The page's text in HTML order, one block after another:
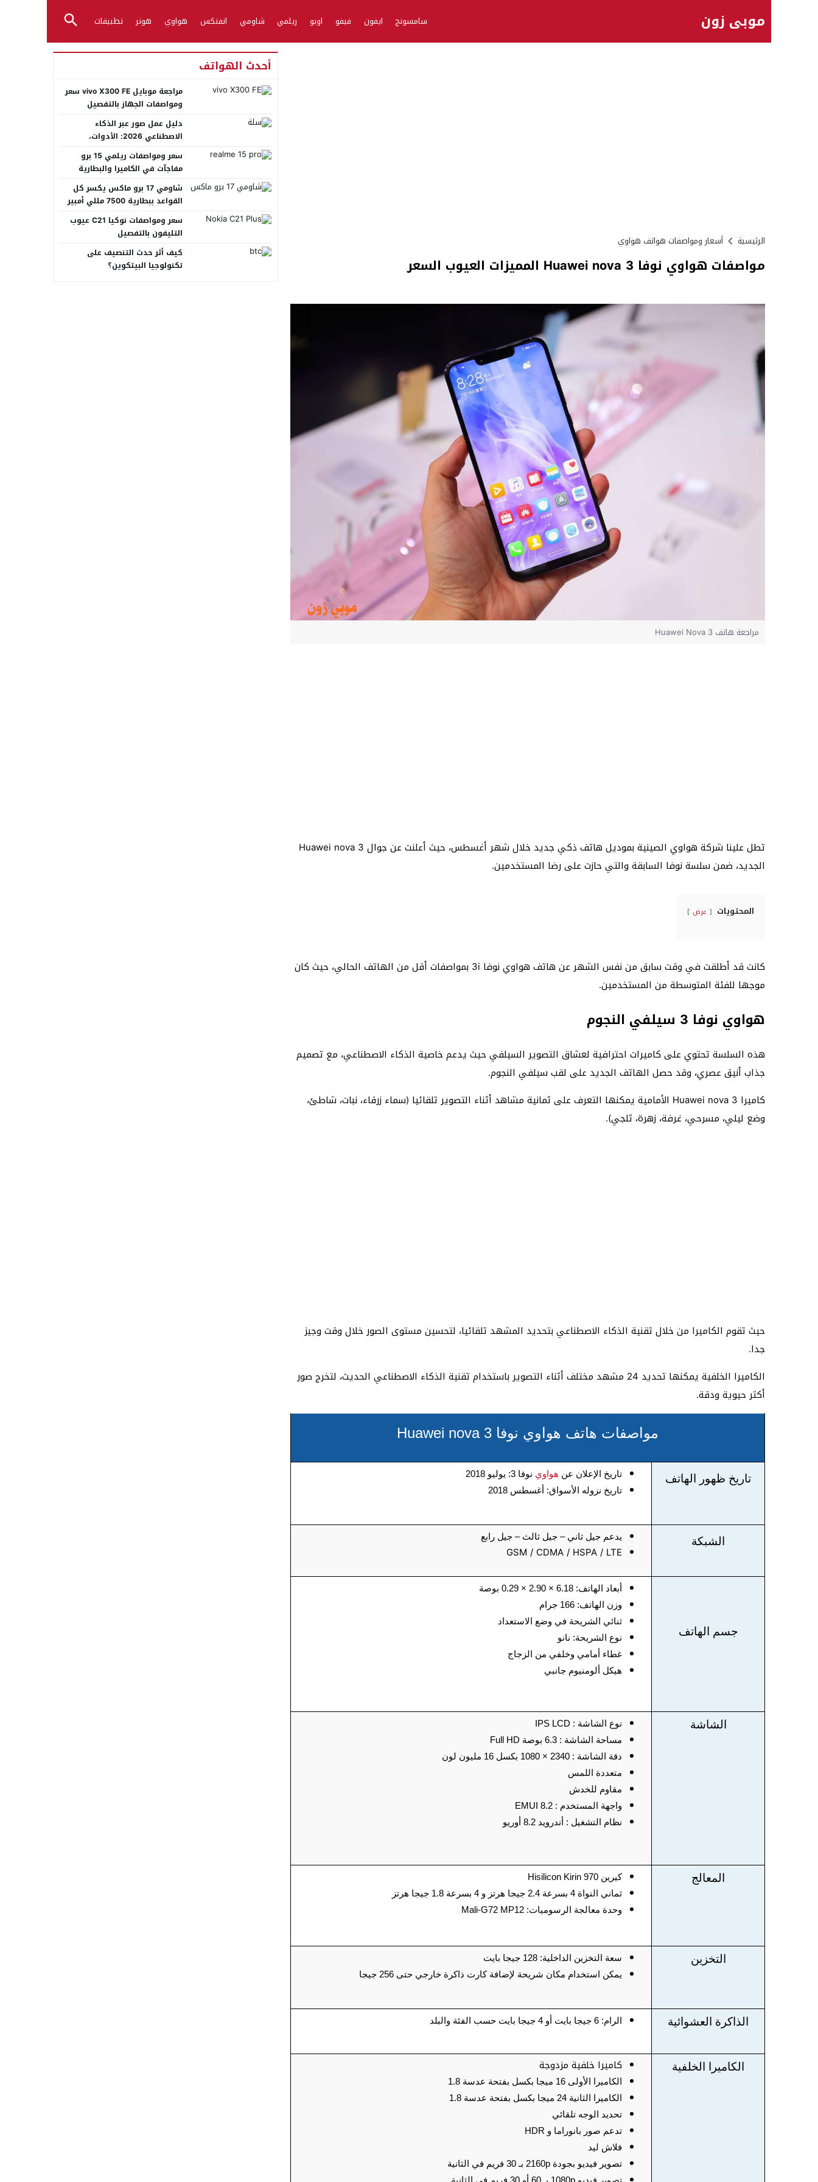
موبي زون سامسونج ايفون فيفو اوبو ريلمي شاومي انفنكس هواوي هونر تطبيقات
الرئيسية أسعار ومواصفات هواتف هواوي
مواصفات هواوي نوفا Huawei nova 3 المميزات العيوب السعر
مراجعة هاتف Huawei Nova 3
تطل علينا شركة هواوي الصينية بموديل هاتف ذكي جديد خلال شهر أغسطس، حيث أعلنت عن جوال Huawei nova 3
الجديد، ضمن سلسة نوفا السابقة والتي حازت على رضا المستخدمين.
المحتويات عرض
كانت قد أطلقت في وقت سابق من نفس الشهر عن هاتف هواوي نوفا 3i بمواصفات أقل من الهاتف الحالي، حيث كان
موجها للفئة المتوسطة من المستخدمين.
هواوي نوفا 3 سيلفي النجوم
هذه السلسة تحتوي على كاميرات احترافية لعشاق التصوير السيلفي حيث يدعم خاصية الذكاء الاصطناعي، مع تصميم
جذاب أنيق عصري، وقد حصل الهاتف الجديد على لقب سيلفي النجوم.
كاميرا Huawei nova 3 الأمامية يمكنها التعرف على ثمانية مشاهد أثناء التصوير تلقائيا (سماء زرقاء، نبات، شاطئ،
وضع ليلي، مسرحي، غرفة، زهرة، ثلجي).
حيث تقوم الكاميرا من خلال تقنية الذكاء الاصطناعي بتحديد المشهد تلقائيا، لتحسين مستوى الصور خلال وقت وجيز
جدا.
الكاميرا الخلفية يمكنها تحديد 24 مشهد مختلف أثناء التصوير باستخدام تقنية الذكاء الاصطناعي الحديث، لتخرج صور
أكثر حيوية ودقة.
مواصفات هاتف هواوي نوفا Huawei nova 3
تاريخ ظهور الهاتف تاريخ الإعلان عن هواوي نوفا 3: يوليو 2018
تاريخ نزوله الأسواق: أغسطس 2018
الشبكة يدعم جيل ثاني – جيل ثالث – جيل رابع
GSM / CDMA / HSPA / LTE
جسم الهاتف
أبعاد الهاتف: 6.18 × 2.90 × 0.29 بوصة
وزن الهاتف: 166 جرام
ثنائي الشريحة في وضع الاستعداد
نوع الشريحة: نانو
غطاء أمامي وخلفي من الزجاج
هيكل ألومنيوم جانبي
الشاشة
نوع الشاشة : IPS LCD
مساحة الشاشة : 6.3 بوصة Full HD
دقة الشاشة : 2340 × 1080 بكسل 16 مليون لون
متعددة اللمس
مقاوم للخدش
واجهة المستخدم : EMUI 8.2
نظام التشغيل : أندرويد 8.2 أوريو
المعالج
كيرين Hisilicon Kirin 970
ثماني النواة 4 بسرعة 2.4 جيجا هرتز و 4 بسرعة 1.8 جيجا هرتز
وحدة معالجة الرسوميات: Mali-G72 MP12
التخزين
سعة التخزين الداخلية: 128 جيجا بايت
يمكن استخدام مكان شريحة لإضافة كارت ذاكرة خارجي حتى 256 جيجا
الذاكرة العشوائية الرام: 6 جيجا بايت أو 4 جيجا بايت حسب الفئة والبلد
الكاميرا الخلفية كاميرا خلفية مزدوجة
الكاميرا الأولى 16 ميجا بكسل بفتحة عدسة 1.8
الكاميرا الثانية 24 ميجا بكسل بفتحة عدسة 1.8
تحديد الوجه تلقائي
تدعم صور بانوراما و HDR
فلاش ليد
تصوير فيديو بجودة 2160p بـ 30 فريم في الثانية
تصوير فيديو 1080p بـ 60 أو 30 فريم في الثانية
أحدث الهواتف
مراجعة موبايل vivo X300 FE سعر
ومواصفات الجهاز بالتفصيل
دليل عمل صور عبر الذكاء
الاصطناعي 2026: الأدوات،
سعر ومواصفات ريلمي 15 برو
مفاجآت في الكاميرا والبطارية
شاومي 17 برو ماكس يكسر كل
القواعد ببطارية 7500 مللي أمبير
سعر ومواصفات نوكيا C21 عيوب
التليفون بالتفصيل
كيف أثر حدث التنصيف على
تكنولوجيا البيتكوين؟